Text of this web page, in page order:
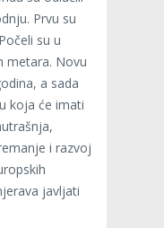
Prvu su
su u
metara. Novu
a sada
koja će imati
i razvoj
javljati